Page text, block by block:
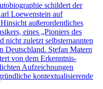
schildert der
Loewenstein auf
außerordentliches
eines „Pioniers des
nicht zuletzt selbsternannten
Deutschland. Stefan Matern
von dem Erkenntnis-
Aufzeichnungen
kontextualisierende